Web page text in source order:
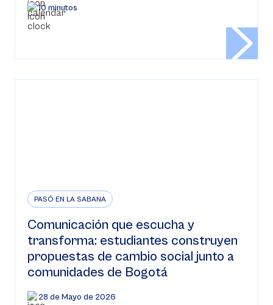
10 minutos
PASÓ EN LA SABANA
Comunicación que escucha y
transforma: estudiantes construyen
propuestas de cambio social junto a
comunidades de Bogotá
28 de Mayo de 2026